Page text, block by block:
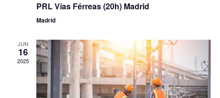
PRL Vías Férreas (20h) Madrid
Madrid
JUN
16
2025